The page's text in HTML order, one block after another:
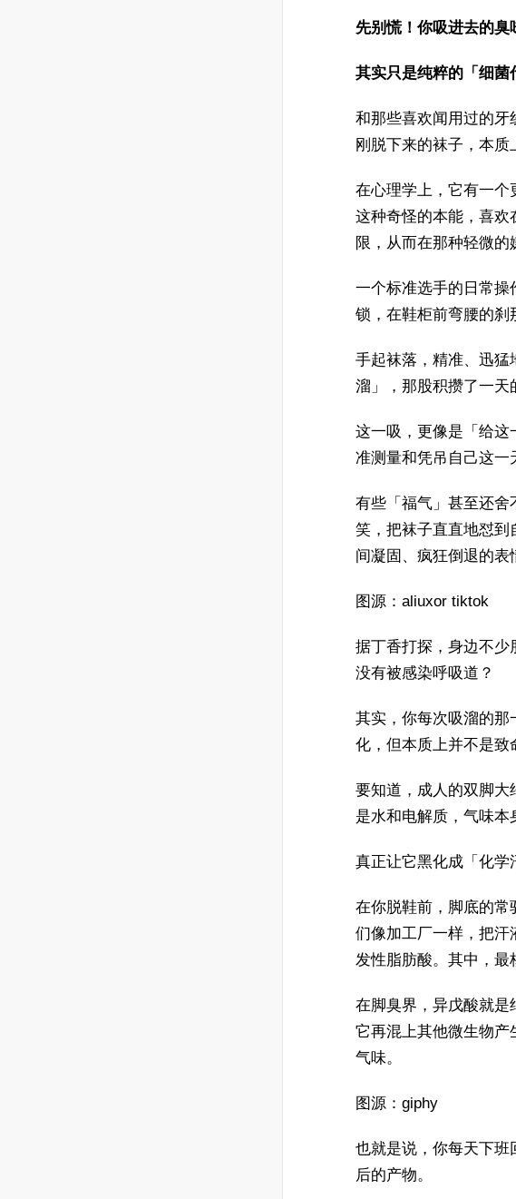
先别慌！你吸进去的臭
其实只是纯粹的「细菌
和那些喜欢闻用过的牙
刚脱下来的袜子，本质
在心理学上，它有一
这种奇怪的本能，喜欢
限，从而在那种轻微的
一个标准选手的日常操
锁，在鞋柜前弯腰的刹
手起袜落，精准、迅
溜」，那股积攒了一天
这一吸，更像是「给这
准测量和凭吊自己这一
有些「福气」甚至还舍
笑，把袜子直直地怼到
间凝固、疯狂倒退的表
图源：aliuxor tiktok
据丁香打探，身边不少
没有被感染呼吸道？
其实，你每次吸溜的那
化，但本质上并不是致
要知道，成人的双脚
是水和电解质，气味本
真正让它黑化成「化学
在你脱鞋前，脚底的常
们像加工厂一样，把汗
发性脂肪酸。其中，最
在脚臭界，异戊酸就是
它再混上其他微生物产
气味。
图源：giphy
也就是说，你每天下班
后的产物。